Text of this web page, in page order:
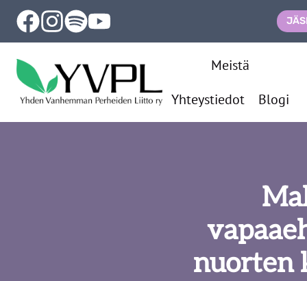
Siirry
sisältöön
Meistä
Yhteystiedot
Blogi
nuorten